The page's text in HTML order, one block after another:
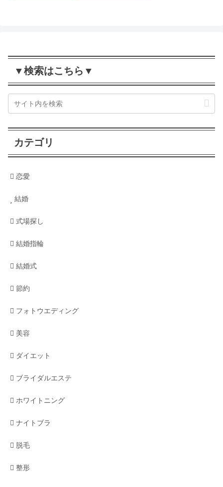
▼検索はこちら▼
カテゴリ
恋愛
結婚
式場探し
結婚指輪
結婚式
節約
フォトウエディング
美容
ダイエット
ブライダルエステ
ホワイトニング
ナイトブラ
脱毛
整形